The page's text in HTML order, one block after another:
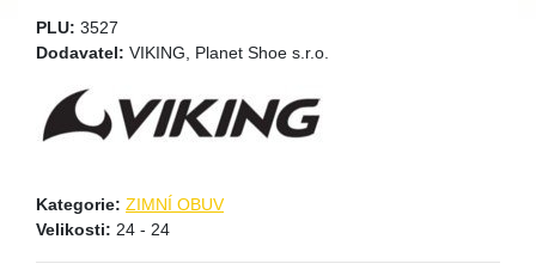
PLU: 3527
Dodavatel: VIKING, Planet Shoe s.r.o.
Kategorie: ZIMNÍ OBUV
Velikosti: 24 - 24